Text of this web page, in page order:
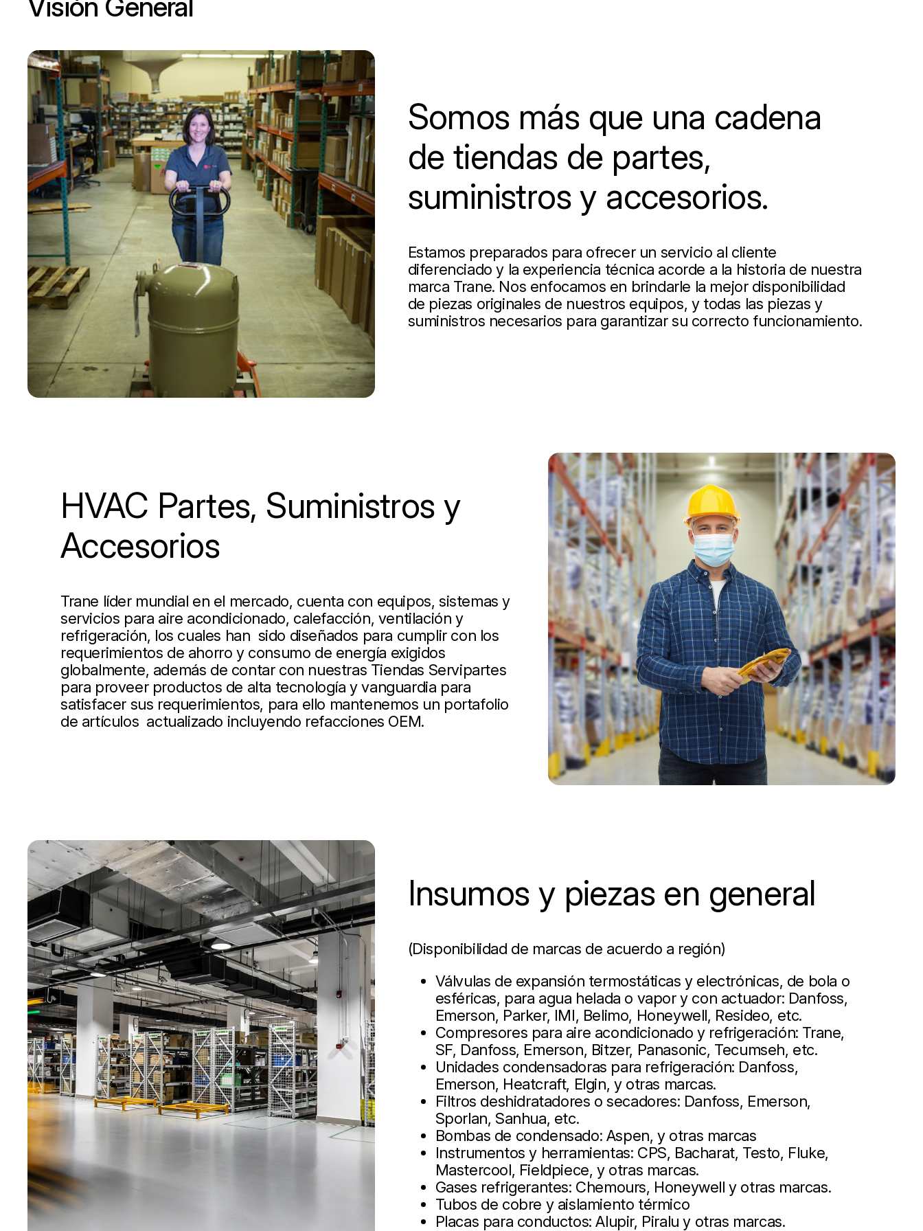
Somos más que una cadena
de tiendas de partes,
suministros y accesorios.
Estamos preparados para ofrecer un servicio al cliente
diferenciado y la experiencia técnica acorde a la historia de nuestra
marca Trane. Nos enfocamos en brindarle la mejor disponibilidad
de piezas originales de nuestros equipos, y todas las piezas y
suministros necesarios para garantizar su correcto funcionamiento.
HVAC Partes, Suministros y
Accesorios
Trane líder mundial en el mercado, cuenta con equipos, sistemas y
servicios para aire acondicionado, calefacción, ventilación y
refrigeración, los cuales han sido diseñados para cumplir con los
requerimientos de ahorro y consumo de energía exigidos
globalmente, además de contar con nuestras Tiendas Servipartes
para proveer productos de alta tecnología y vanguardia para
satisfacer sus requerimientos, para ello mantenemos un portafolio
de artículos actualizado incluyendo refacciones OEM.
Insumos y piezas en general
(Disponibilidad de marcas de acuerdo a región)
Válvulas de expansión termostáticas y electrónicas, de bola o
esféricas, para agua helada o vapor y con actuador: Danfoss,
Emerson, Parker, IMI, Belimo, Honeywell, Resideo, etc.
Compresores para aire acondicionado y refrigeración: Trane,
SF, Danfoss, Emerson, Bitzer, Panasonic, Tecumseh, etc.
Unidades condensadoras para refrigeración: Danfoss,
Emerson, Heatcraft, Elgin, y otras marcas.
Filtros deshidratadores o secadores: Danfoss, Emerson,
Sporlan, Sanhua, etc.
Bombas de condensado: Aspen, y otras marcas
Instrumentos y herramientas: CPS, Bacharat, Testo, Fluke,
Mastercool, Fieldpiece, y otras marcas.
Gases refrigerantes: Chemours, Honeywell y otras marcas.
Tubos de cobre y aislamiento térmico
Placas para conductos: Alupir, Piralu y otras marcas.